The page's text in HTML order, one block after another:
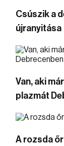
Csúszik a
újranyitása
Van, aki
plazmát
A rozsda